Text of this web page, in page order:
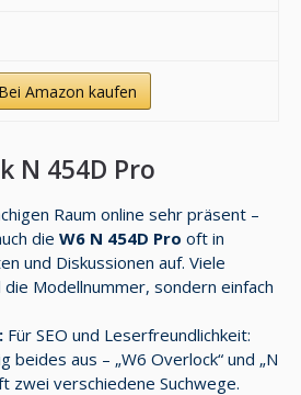
Amazon kaufen
N 454D Pro
Raum online sehr präsent –
die W6 N 454D Pro oft in
und Diskussionen auf. Viele
Modellnummer, sondern einfach
Für SEO und Leserfreundlichkeit:
beides aus – „W6 Overlock“ und „N
zwei verschiedene Suchwege.